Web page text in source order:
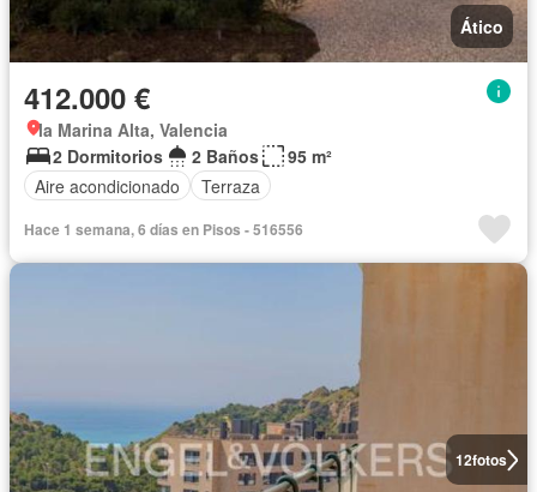
Ático
412.000 €
la Marina Alta, Valencia
2 Dormitorios
2 Baños
95 m²
Aire acondicionado
Terraza
Hace 1 semana, 6 días en Pisos - 516556
12fotos